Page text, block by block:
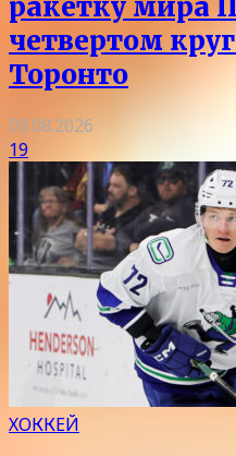
ракетку мира
четвертом
Торонто
09.08.2026
19
ХОККЕЙ